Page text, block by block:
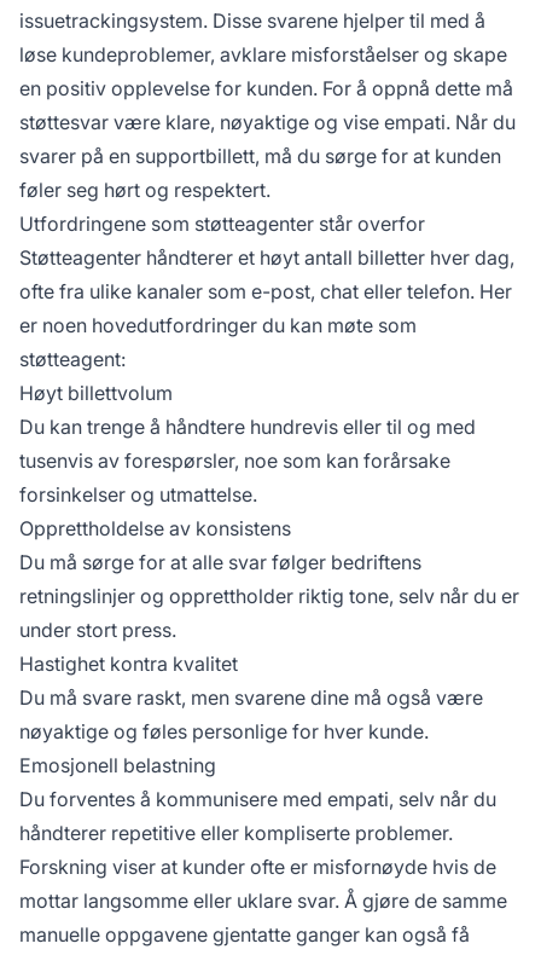
issuetrackingsystem. Disse svarene hjelper til med å
løse kundeproblemer, avklare misforståelser og skape
en positiv opplevelse for kunden. For å oppnå dette må
støttesvar være klare, nøyaktige og vise empati. Når du
svarer på en supportbillett, må du sørge for at kunden
føler seg hørt og respektert.
Utfordringene som støtteagenter står overfor
Støtteagenter håndterer et høyt antall billetter hver dag,
ofte fra ulike kanaler som e-post, chat eller telefon. Her
er noen hovedutfordringer du kan møte som
støtteagent:
Høyt billettvolum
Du kan trenge å håndtere hundrevis eller til og med
tusenvis av forespørsler, noe som kan forårsake
forsinkelser og utmattelse.
Opprettholdelse av konsistens
Du må sørge for at alle svar følger bedriftens
retningslinjer og opprettholder riktig tone, selv når du er
under stort press.
Hastighet kontra kvalitet
Du må svare raskt, men svarene dine må også være
nøyaktige og føles personlige for hver kunde.
Emosjonell belastning
Du forventes å kommunisere med empati, selv når du
håndterer repetitive eller kompliserte problemer.
Forskning viser at kunder ofte er misfornøyde hvis de
mottar langsomme eller uklare svar. Å gjøre de samme
manuelle oppgavene gjentatte ganger kan også få